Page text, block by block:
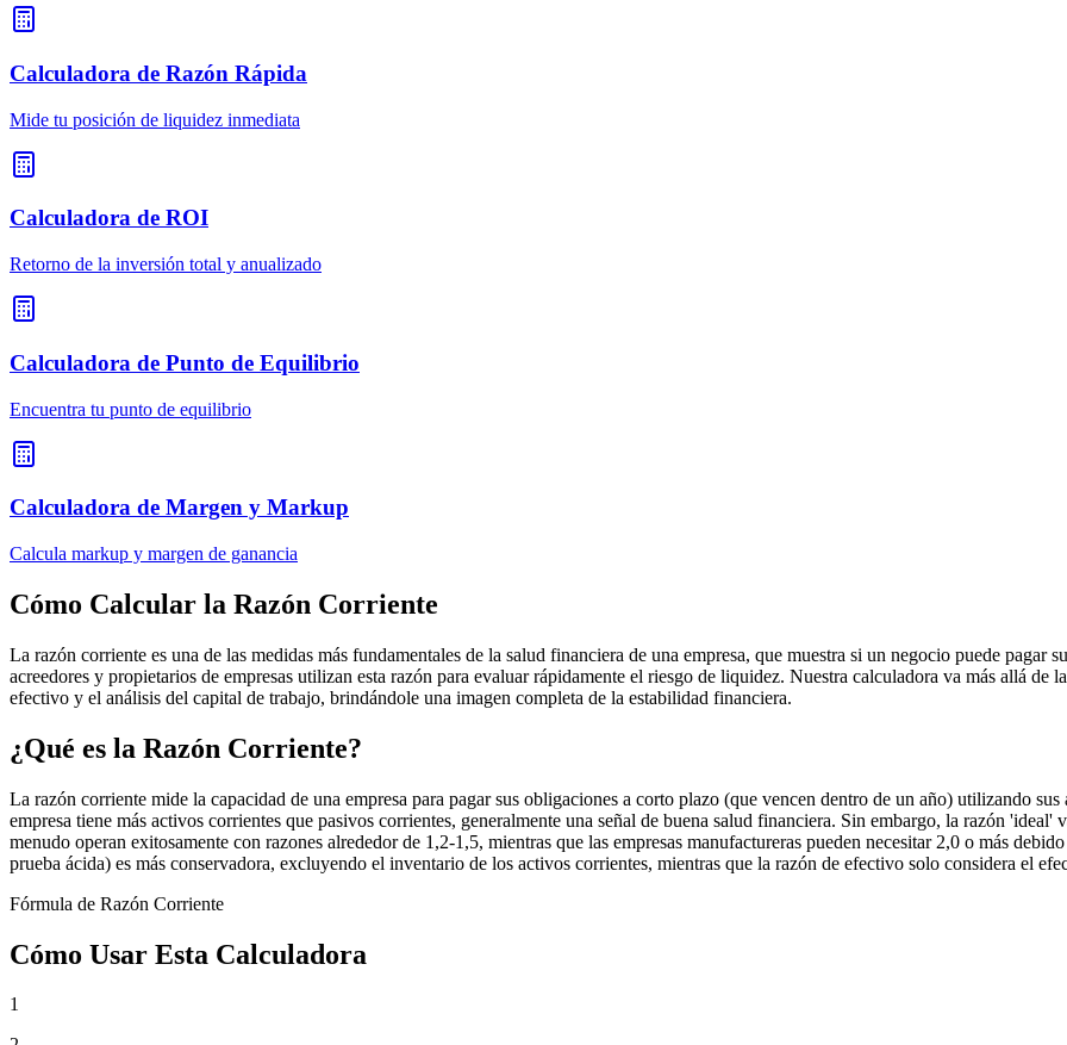
Calculadora de Razón Rápida
Mide tu posición de liquidez inmediata
Calculadora de ROI
Retorno de la inversión total y anualizado
Calculadora de Punto de Equilibrio
Encuentra tu punto de equilibrio
Calculadora de Margen y Markup
Calcula markup y margen de ganancia
Cómo Calcular la Razón Corriente
La razón corriente es una de las medidas más fundamentales de la salud financiera de una empresa, que muestra si un negocio puede pagar
acreedores y propietarios de empresas utilizan esta razón para evaluar rápidamente el riesgo de liquidez. Nuestra calculadora va más allá
efectivo y el análisis del capital de trabajo, brindándole una imagen completa de la estabilidad financiera.
¿Qué es la Razón Corriente?
La razón corriente mide la capacidad de una empresa para pagar sus obligaciones a corto plazo (que vencen dentro de un año) utilizando
empresa tiene más activos corrientes que pasivos corrientes, generalmente una señal de buena salud financiera. Sin embargo, la razón
menudo operan exitosamente con razones alrededor de 1,2-1,5, mientras que las empresas manufactureras pueden necesitar 2,0 o más
prueba ácida) es más conservadora, excluyendo el inventario de los activos corrientes, mientras que la razón de efectivo solo considera el
Fórmula de Razón Corriente
Cómo Usar Esta Calculadora
1